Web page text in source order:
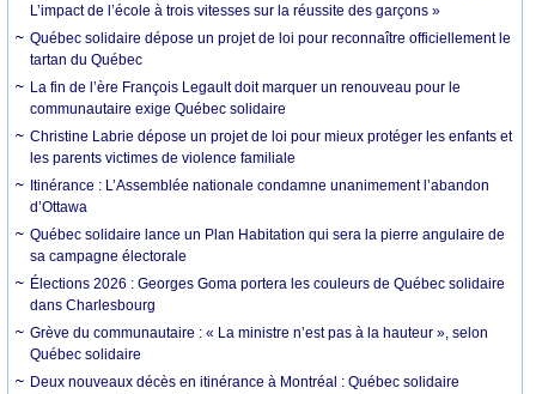
L’impact de l’école à trois vitesses sur la réussite des garçons »
Québec solidaire dépose un projet de loi pour reconnaître officiellement le
tartan du Québec
La fin de l’ère François Legault doit marquer un renouveau pour le
communautaire exige Québec solidaire
Christine Labrie dépose un projet de loi pour mieux protéger les enfants et
les parents victimes de violence familiale
Itinérance : L’Assemblée nationale condamne unanimement l’abandon
d’Ottawa
Québec solidaire lance un Plan Habitation qui sera la pierre angulaire de
sa campagne électorale
Élections 2026 : Georges Goma portera les couleurs de Québec solidaire
dans Charlesbourg
Grève du communautaire : « La ministre n’est pas à la hauteur », selon
Québec solidaire
Deux nouveaux décès en itinérance à Montréal : Québec solidaire